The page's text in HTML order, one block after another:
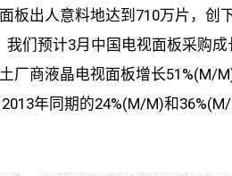
面板出人意料地达到710万片，创
们预计3月中国电视面板采购
厂商液晶电视面板增长51%(M/
年同期的24%(M/M)和